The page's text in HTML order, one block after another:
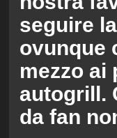
seguire
ovunque
mezzo ai
autogrill.
da fan